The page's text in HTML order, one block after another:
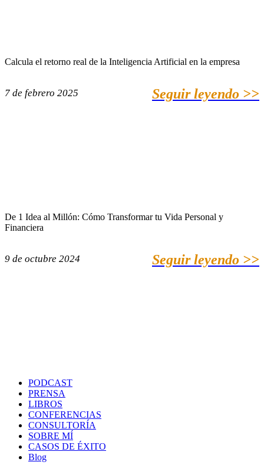
Calcula el retorno real de la Inteligencia Artificial en la empresa
7 de febrero 2025 Seguir leyendo >>
De 1 Idea al Millón: Cómo Transformar tu Vida Personal y
Financiera
9 de octubre 2024 Seguir leyendo >>
PODCAST
PRENSA
LIBROS
CONFERENCIAS
CONSULTORÍA
SOBRE MÍ
CASOS DE ÉXITO
Blog